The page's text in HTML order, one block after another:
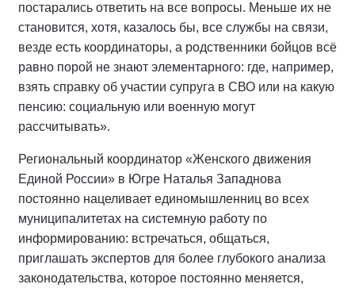
постарались ответить на все вопросы. Меньше их не
становится, хотя, казалось бы, все службы на связи,
везде есть координаторы, а родственники бойцов всё
равно порой не знают элементарного: где, например,
взять справку об участии супруга в СВО или на какую
пенсию: социальную или военную могут
рассчитывать».
Региональный координатор «Женского движения
Единой России» в Югре Наталья Западнова
постоянно нацеливает единомышленниц во всех
муниципалитетах на системную работу по
информированию: встречаться, общаться,
приглашать экспертов для более глубокого анализа
законодательства, которое постоянно меняется,